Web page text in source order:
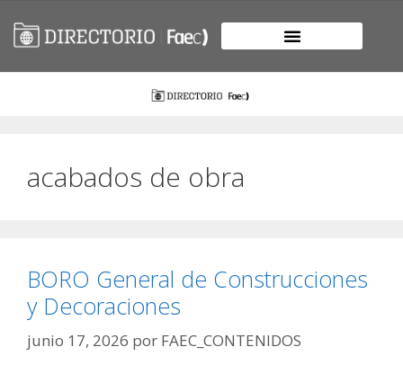
acabados de obra
BORO General de Construcciones
y Decoraciones
junio 17, 2026 por FAEC_CONTENIDOS